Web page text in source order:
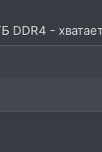
DDR4 -